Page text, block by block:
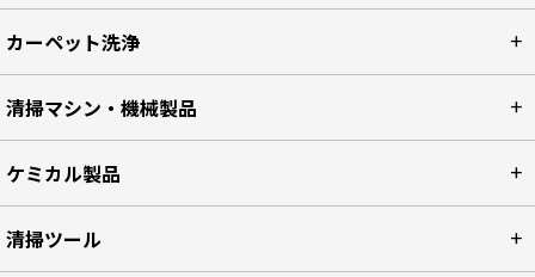
カーペット洗浄
清掃マシン・機械製品
ケミカル製品
清掃ツール